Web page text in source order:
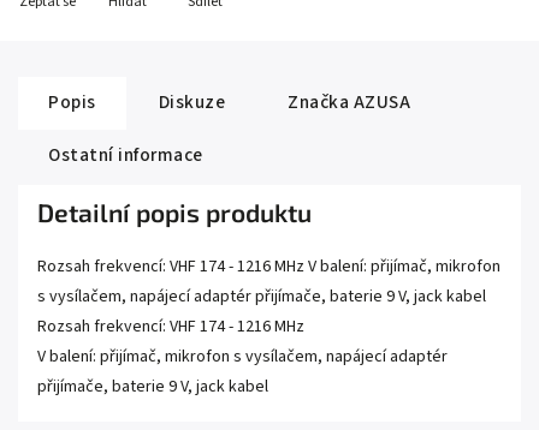
Popis Diskuze Značka AZUSA
Ostatní informace
Detailní popis produktu
Rozsah frekvencí: VHF 174 - 1216 MHz V balení: přijímač, mikrofon
s vysílačem, napájecí adaptér přijímače, baterie 9 V, jack kabel
Rozsah frekvencí: VHF 174 - 1216 MHz
V balení: přijímač, mikrofon s vysílačem, napájecí adaptér
přijímače, baterie 9 V, jack kabel